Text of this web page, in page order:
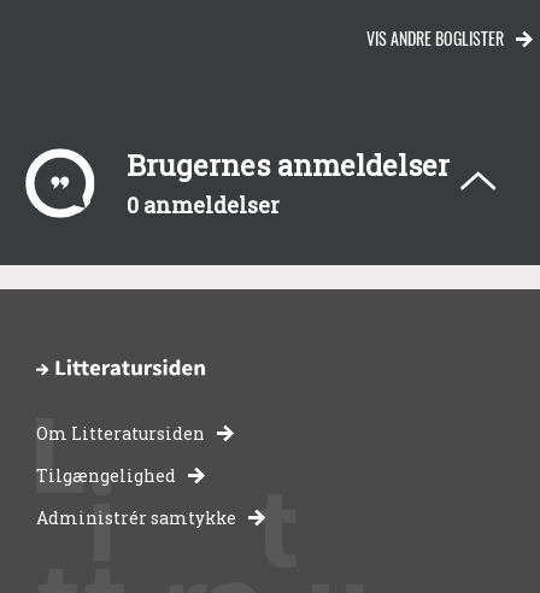
VIS ANDRE BOGLISTER
Brugernes anmeldelser
0 anmeldelser
-
bibliotekernes
Om Litteratursiden
Tilgængelighed
Administrér samtykke